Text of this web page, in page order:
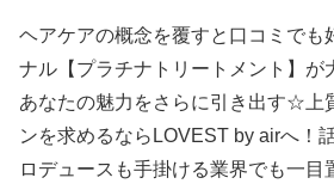
ヘアケアの概念を覆すと口コミでも
ナル【プラチナトリートメント】が
あなたの魅力をさらに引き出す☆上
ンを求めるならLOVEST by airへ！
ロデュースも手掛ける業界でも一目